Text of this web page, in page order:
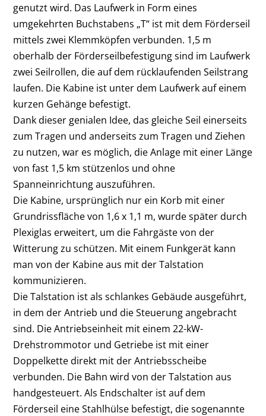
genutzt wird. Das Laufwerk in Form eines
umgekehrten Buchstabens „T“ ist mit dem Förderseil
mittels zwei Klemmköpfen verbunden. 1,5 m
oberhalb der Förderseilbefestigung sind im Laufwerk
zwei Seilrollen, die auf dem rücklaufenden Seilstrang
laufen. Die Kabine ist unter dem Laufwerk auf einem
kurzen Gehänge befestigt.
Dank dieser genialen Idee, das gleiche Seil einerseits
zum Tragen und anderseits zum Tragen und Ziehen
zu nutzen, war es möglich, die Anlage mit einer Länge
von fast 1,5 km stützenlos und ohne
Spanneinrichtung auszuführen.
Die Kabine, ursprünglich nur ein Korb mit einer
Grundrissfläche von 1,6 x 1,1 m, wurde später durch
Plexiglas erweitert, um die Fahrgäste von der
Witterung zu schützen. Mit einem Funkgerät kann
man von der Kabine aus mit der Talstation
kommunizieren.
Die Talstation ist als schlankes Gebäude ausgeführt,
in dem der Antrieb und die Steuerung angebracht
sind. Die Antriebseinheit mit einem 22-kW-
Drehstrommotor und Getriebe ist mit einer
Doppelkette direkt mit der Antriebsscheibe
verbunden. Die Bahn wird von der Talstation aus
handgesteuert. Als Endschalter ist auf dem
Förderseil eine Stahlhülse befestigt, die sogenannte